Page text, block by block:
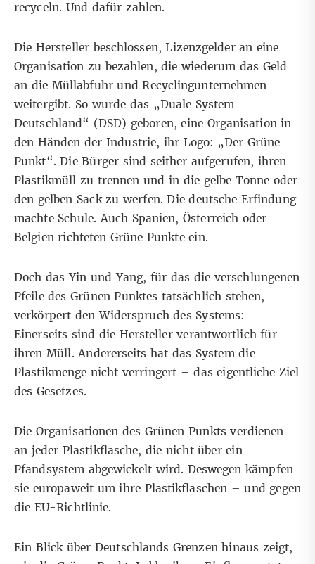
recyceln. Und dafür zahlen.
Die Hersteller beschlossen, Lizenzgelder an eine
Organisation zu bezahlen, die wiederum das Geld
an die Müllabfuhr und Recyclingunternehmen
weitergibt. So wurde das „Duale System
Deutschland“ (DSD) geboren, eine Organisation in
den Händen der Industrie, ihr Logo: „Der Grüne
Punkt“. Die Bürger sind seither aufgerufen, ihren
Plastikmüll zu trennen und in die gelbe Tonne oder
den gelben Sack zu werfen. Die deutsche Erfindung
machte Schule. Auch Spanien, Österreich oder
Belgien richteten Grüne Punkte ein.
Doch das Yin und Yang, für das die verschlungenen
Pfeile des Grünen Punktes tatsächlich stehen,
verkörpert den Widerspruch des Systems:
Einerseits sind die Hersteller verantwortlich für
ihren Müll. Andererseitshat das System die
Plastikmenge nicht verringert – das eigentliche Ziel
des Gesetzes.
Die Organisationen des Grünen Punkts verdienen
an jeder Plastikflasche, die nicht über ein
Pfandsystem abgewickelt wird. Deswegen kämpfen
sie europaweit um ihre Plastikflaschen – und gegen
die EU-Richtlinie.
Ein Blick über Deutschlands Grenzen hinaus zeigt,